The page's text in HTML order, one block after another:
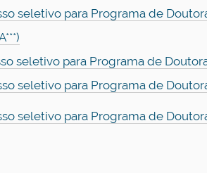
seletivo para Programa de
seletivo para Programa de
seletivo para Programa de
seletivo para Programa de